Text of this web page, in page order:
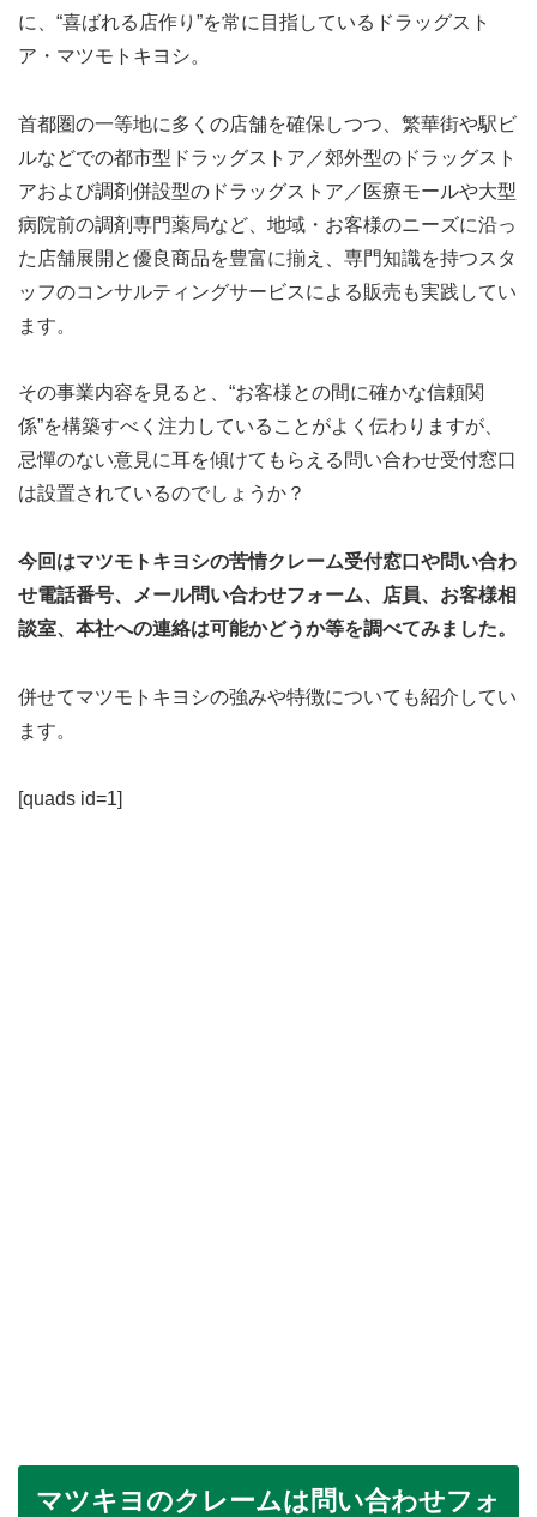
に、“喜ばれる店作り”を常に目指しているドラッグスト
ア・マツモトキヨシ。
首都圏の一等地に多くの店舗を確保しつつ、繁華街や駅ビ
ルなどでの都市型ドラッグストア／郊外型のドラッグスト
アおよび調剤併設型のドラッグストア／医療モールや大型
病院前の調剤専門薬局など、地域・お客様のニーズに沿っ
た店舗展開と優良商品を豊富に揃え、専門知識を持つスタ
ッフのコンサルティングサービスによる販売も実践してい
ます。
その事業内容を見ると、“お客様との間に確かな信頼関
係”を構築すべく注力していることがよく伝わりますが、
忌憚のない意見に耳を傾けてもらえる問い合わせ受付窓口
は設置されているのでしょうか？
今回はマツモトキヨシの苦情クレーム受付窓口や問い合わ
せ電話番号、メール問い合わせフォーム、店員、お客様相
談室、本社への連絡は可能かどうか等を調べてみました。
併せてマツモトキヨシの強みや特徴についても紹介してい
ます。
[quads id=1]
マツキヨのクレームは問い合わせフォ